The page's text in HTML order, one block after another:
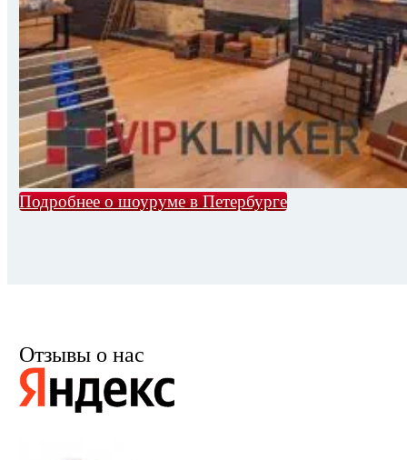
Подробнее о шоуруме в Петербурге
Отзывы о нас